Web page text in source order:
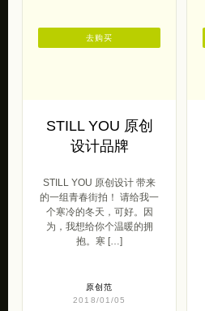
STILL YOU 原创
设计品牌
STILL YOU 原创设计 带来
的一组青春街拍！ 请给我一
个寒冷的冬天，可好。因
为，我想给你个温暖的拥
抱。寒 […]
原创范
2018/01/05
去购买